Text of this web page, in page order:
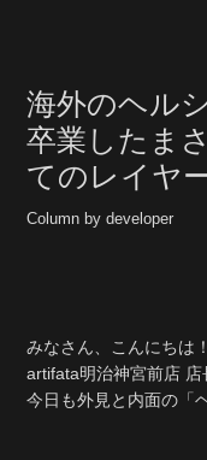
海外のヘル
卒業したま
てのレイヤ
Column by developer
みなさん、こんにちは！
artifata明治神宮前店 店
今日も外見と内面の「